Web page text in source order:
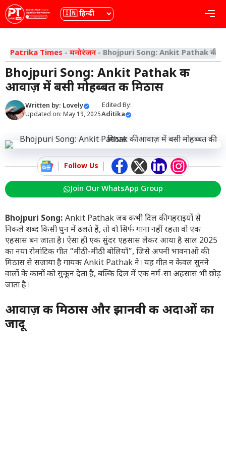
Skip
to
content
भाषा
Patrika Times - मनोरंजन - Bhojpuri Song: Ankit Pathak की
Bhojpuri Song: Ankit Pathak की
आवाज़ में बसी मोहब्बत की मिठास
Written by: Lovely
Updated on: May 19, 2025
Edited By:
Aditika
Follow Us
Join Our WhatsApp Group
Bhojpuri Song: Ankit Pathakजब कभी दिल की गहराइयों से
निकले शब्द किसी धुन में ढलते हैं, तो वो सिर्फ गाना नहीं रहता वो एक
एहसास बन जाता है। ऐसा ही एक सुंदर एहसास लेकर आया है साल 2025
का नया रोमांटिक गीत “मीठी-मीठी बोलियाँ”, जिसे अपनी भावनाओं की
मिठास से सजाया है गायकAnkit Pathakने। यह गीत न केवल सुनने
वालों के कानों को सुकून देता है, बल्कि दिल में एक नर्म-सा अहसास भी छोड़
जाता है।
आवाज़ की मिठास और झानवी की अदाओं का
जादू